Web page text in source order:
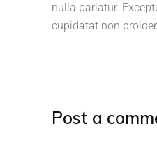
nulla pariatur.
cupidatat non
Post a